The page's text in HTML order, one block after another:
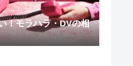
！モラハラ・DVの相